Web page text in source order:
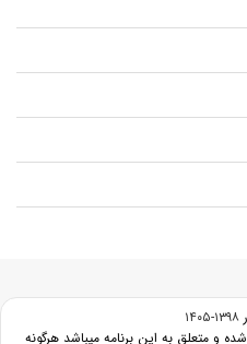
۱۳۹۸-۱۴۰۵
و متعلق به این برنامه میباشد هرگونه